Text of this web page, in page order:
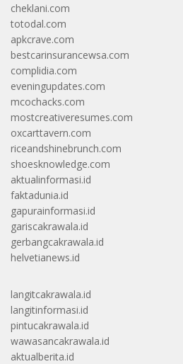
cheklani.com
totodal.com
apkcrave.com
bestcarinsurancewsa.com
complidia.com
eveningupdates.com
mcochacks.com
mostcreativeresumes.com
oxcarttavern.com
riceandshinebrunch.com
shoesknowledge.com
aktualinformasi.id
faktadunia.id
gapurainformasi.id
gariscakrawala.id
gerbangcakrawala.id
helvetianews.id
langitcakrawala.id
langitinformasi.id
pintucakrawala.id
wawasancakrawala.id
aktualberita.id